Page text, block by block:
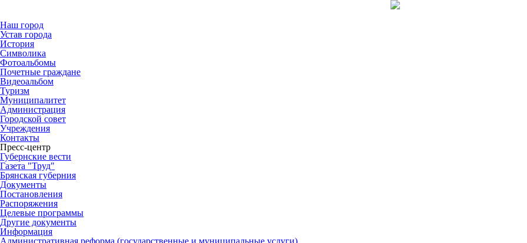
Наш город
Устав города
История
Символика
Фотоальбомы
Почетные граждане
Видеоальбом
Туризм
Муниципалитет
Администрация
Городской совет
Учреждения
Контакты
Пресс-центр
Губернские вести
Газета "Труд"
Брянская губерния
Документы
Постановления
Распоряжения
Целевые программы
Другие документы
Информация
Административная реформа (государственные и муниципальные услуги)